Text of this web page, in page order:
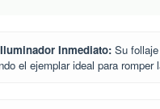
Inmediato: Su
el ejemplar ideal para